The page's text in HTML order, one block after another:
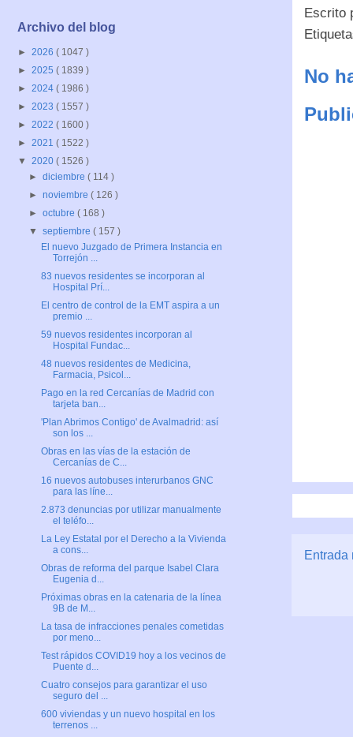
Escrito
No
Entrada
Archivo del blog
► 2026 ( 1047 )
► 2025 ( 1839 )
► 2024 ( 1986 )
► 2023 ( 1557 )
► 2022 ( 1600 )
► 2021 ( 1522 )
▼ 2020 ( 1526 )
►diciembre( 114 )
►noviembre( 126 )
►octubre( 168 )
▼septiembre( 157 )
El nuevo Juzgado de Primera Instancia en
Torrejón ...
83 nuevos residentes se incorporan al
Hospital Prí...
El centro de control de la EMT aspira a un
premio ...
59 nuevos residentes incorporan al
Hospital Fundac...
48 nuevos residentes de Medicina,
Farmacia, Psicol...
Pago en la red Cercanías de Madrid con
tarjeta ban...
'Plan Abrimos Contigo' de Avalmadrid: así
son los ...
Obras en las vías de la estación de
Cercanías de C...
16 nuevos autobuses interurbanos GNC
para las líne...
2.873 denuncias por utilizar manualmente
el teléfo...
La Ley Estatal por el Derecho a la Vivienda
a cons...
Obras de reforma del parque Isabel Clara
Eugenia d...
Próximas obras en la catenaria de la línea
9B de M...
La tasa de infracciones penales cometidas
por meno...
Test rápidos COVID19 hoy a los vecinos de
Puente d...
Cuatro consejos para garantizar el uso
seguro del ...
600 viviendas y un nuevo hospital en los
terrenos ...